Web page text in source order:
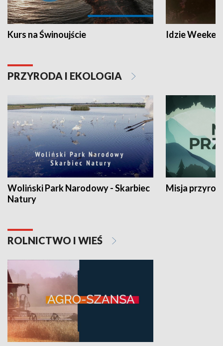
Kurs na Świnoujście Idzie
PRZYRODA I EKOLOGIA
Woliński Park Narodowy - Skarbiec
Natury
Misja
ROLNICTWO I WIEŚ